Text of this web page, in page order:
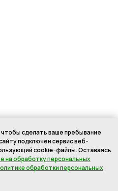
сделать ваше пребывание
подключен сервис веб-
cookie-файлы. Оставаясь
на обработку персональных
обработки персональных